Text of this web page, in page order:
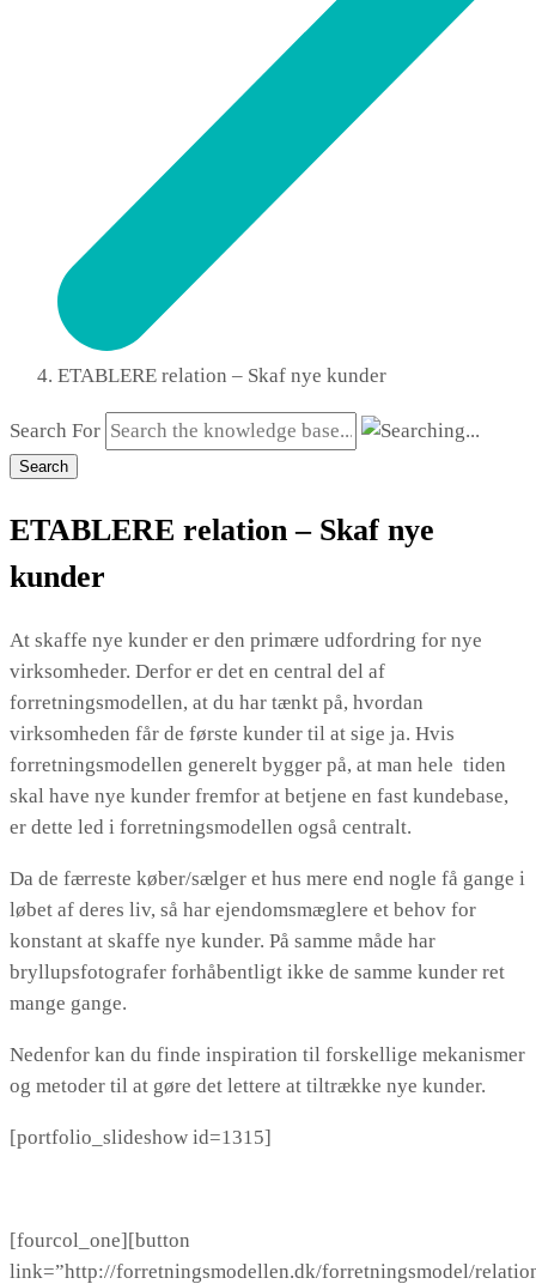
ETABLERE relation – Skaf nye kunder
Search For
Search
ETABLERE relation – Skaf nye
kunder
At skaffe nye kunder er den primære udfordring for nye
virksomheder. Derfor er det en central del af
forretningsmodellen, at du har tænkt på, hvordan
virksomheden får de første kunder til at sige ja. Hvis
forretningsmodellen generelt bygger på, at man hele tiden
skal have nye kunder fremfor at betjene en fast kundebase,
er dette led i forretningsmodellen også centralt.
Da de færreste køber/sælger et hus mere end nogle få gange i
løbet af deres liv, så har ejendomsmæglere et behov for
konstant at skaffe nye kunder. På samme måde har
bryllupsfotografer forhåbentligt ikke de samme kunder ret
mange gange.
Nedenfor kan du finde inspiration til forskellige mekanismer
og metoder til at gøre det lettere at tiltrække nye kunder.
[portfolio_slideshow id=1315]
[fourcol_one][button
link=”http://forretningsmodellen.dk/forretningsmodel/